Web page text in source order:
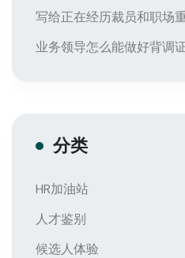
写给正在经历裁员和职场
业务领导怎么能做好背调
分类
HR加油站
人才鉴别
候选人体验